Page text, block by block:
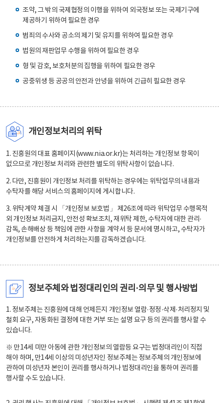
조약, 그 밖의 국제협정의 이행을 위하여 외국정보 또는 국제기구에
제공하기 위하여 필요한 경우
범죄의 수사와 공소의 제기 및 유지를 위하여 필요한 경우
법원의 재판업무 수행을 위하여 필요한 경우
형 및 감호, 보호처분의 집행을 위하여 필요한 경우
공중위생 등 공공의 안전과 안녕을 위하여 긴급히 필요한 경우
개인정보처리의 위탁
1. 진흥원의 대표 홈페이지(www.nia.or.kr)는 처리하는 개인정보 항목이
없으므로 개인정보 처리와 관련한 별도의 위탁사항이 없습니다.
2. 다만, 진흥원이 개인정보 처리를 위탁하는 경우에는 위탁업무의 내용과
수탁자를 해당 서비스의 홈페이지에 게시합니다.
3. 위탁계약 체결 시 「개인정보 보호법」 제26조에 따라 위탁업무 수행목적
외 개인정보 처리금지, 안전성 확보조치, 재위탁 제한, 수탁자에 대한 관리·
감독, 손해배상 등 책임에 관한 사항을 계약서 등 문서에 명시하고, 수탁자가
개인정보를 안전하게 처리하는지를 감독하겠습니다.
정보주체와 법정대리인의 권리·의무 및 행사방법
1. 정보주체는 진흥원에 대해 언제든지 개인정보 열람·정정·삭제·처리정지 및
철회 요구, 자동화된 결정에 대한 거부 또는 설명 요구 등의 권리를 행사할 수
있습니다.
※ 만14세 미만 아동에 관한 개인정보의 열람등 요구는 법정대리인이 직접
해야 하며, 만14세 이상의 미성년자인 정보주체는 정보주체의 개인정보에
관하여 미성년자 본인이 권리를 행사하거나 법정대리인을 통하여 권리를
행사할 수도 있습니다.